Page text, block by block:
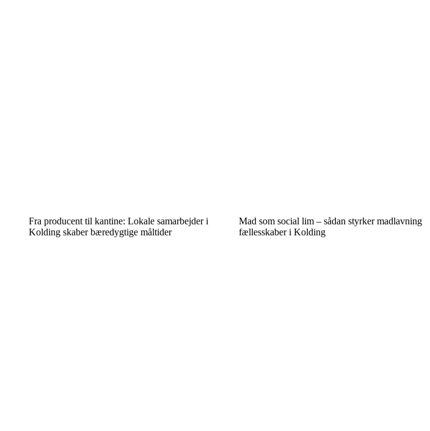
Fra producent til kantine: Lokale samarbejder i
Kolding skaber bæredygtige måltider
Mad som social lim – sådan styrker madlavning
fællesskaber i Kolding